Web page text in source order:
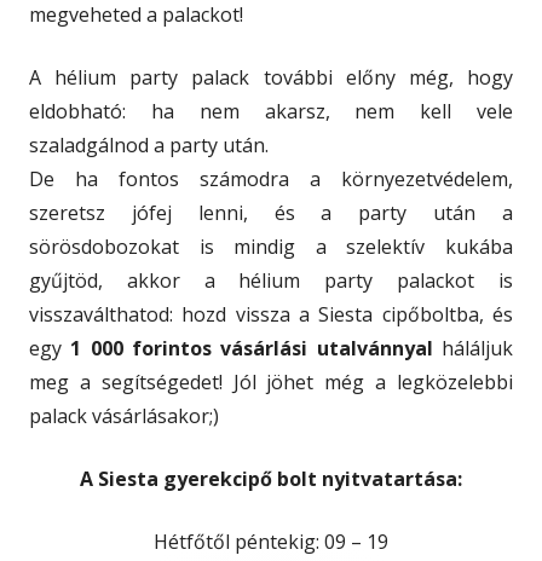
megveheted a palackot!
A hélium party palack további előny még, hogy
eldobható: ha nem akarsz, nem kell vele
szaladgálnod a party után.
De ha fontos számodra a környezetvédelem,
szeretsz jófej lenni, és a party után a
sörösdobozokat is mindig a szelektív kukába
gyűjtöd, akkor a hélium party palackot is
visszaválthatod: hozd vissza a Siesta cipőboltba, és
egy 1 000 forintos vásárlási utalvánnyal háláljuk
meg a segítségedet! Jól jöhet még a legközelebbi
palack vásárlásakor;)
A Siesta gyerekcipő bolt nyitvatartása:
Hétfőtől péntekig: 09 – 19